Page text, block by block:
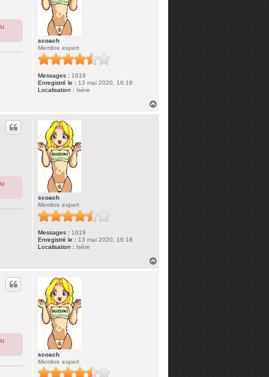
scoach
Membre expert
Messages : 1619
Enregistré le : 13 mai 2020, 16:18
Localisation : Isère
scoach
Membre expert
Messages : 1619
Enregistré le : 13 mai 2020, 16:18
Localisation : Isère
scoach
Membre expert